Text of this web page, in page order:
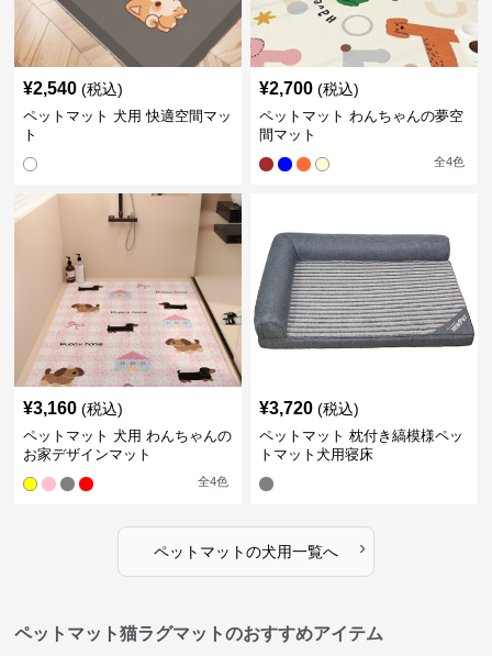
¥2,540 (税込)
ペットマット 犬用 快適空間マッ
ト
¥2,700 (税込)
ペットマット わんちゃんの夢空
間マット
全4色
¥3,160 (税込)
ペットマット 犬用 わんちゃんの
お家デザインマット
全4色
¥3,720 (税込)
ペットマット 枕付き縞模様ペッ
トマット犬用寝床
ペットマットの犬用一覧へ ›
ペットマット猫ラグマットのおすすめアイテム